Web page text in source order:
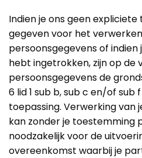
Indien je ons geen
gegeven voor het
persoonsgegevens of
hebt ingetrokken, zijn op de
persoonsgegevens de
6 lid 1 sub b, sub c en/of sub
toepassing. Verwerking van
kan zonder je toestemming
noodzakelijk voor de
overeenkomst waarbij je